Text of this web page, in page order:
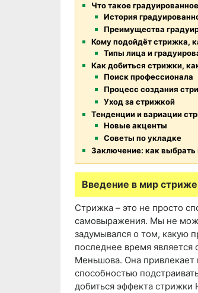
Что такое
История
Преимущества
Кому подойдёт стрижка,
Типы лица и
Как добиться стрижки,
Поиск профессионала
Процесс создания
Уход за стрижкой
Тенденции и вариации
Новые акценты
Советы по укладке
Заключение: как выбрать
Введение в мир
Стрижка – это не просто
самовыражения. Мы не
задумывался о том, какую
последнее время является
Меньшова. Она привлекает
способностью
добиться эффекта